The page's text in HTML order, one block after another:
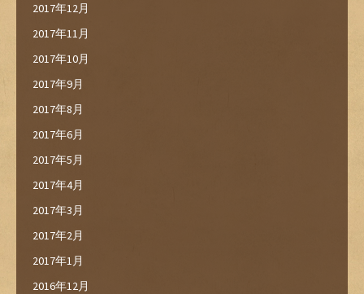
2017年12月
2017年11月
2017年10月
2017年9月
2017年8月
2017年6月
2017年5月
2017年4月
2017年3月
2017年2月
2017年1月
2016年12月